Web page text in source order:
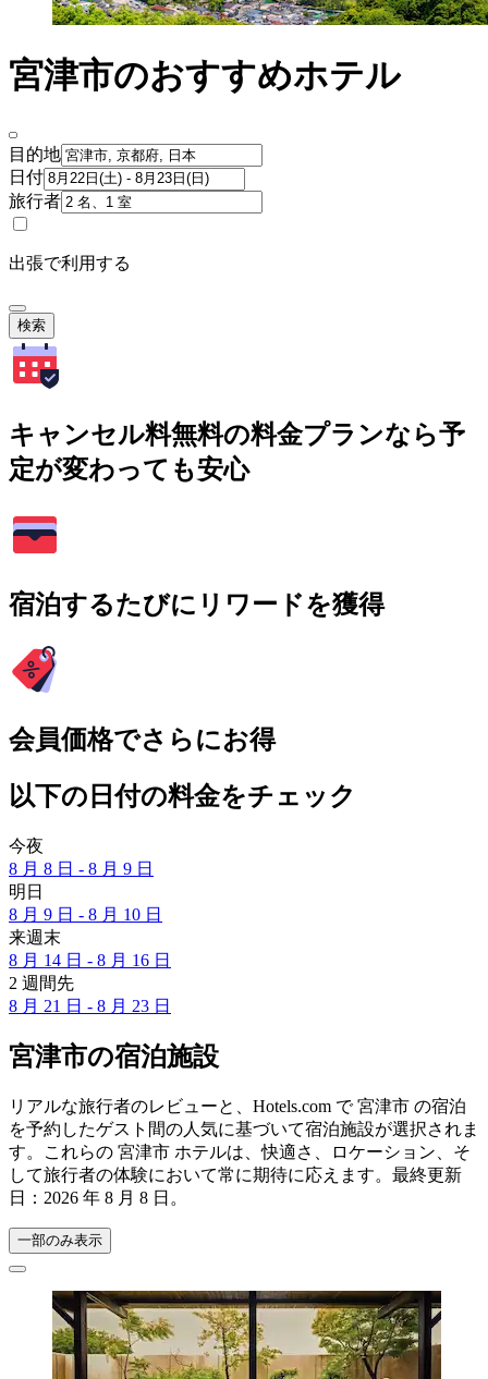
宮津市のおすすめホテル
目的地
日付
旅行者
出張で利用する
検索
キャンセル料無料の料金プランなら予
定が変わっても安心
宿泊するたびにリワードを獲得
会員価格でさらにお得
以下の日付の料金をチェック
今夜
8 月 8 日 - 8 月 9 日
明日
8 月 9 日 - 8 月 10 日
来週末
8 月 14 日 - 8 月 16 日
2 週間先
8 月 21 日 - 8 月 23 日
宮津市の宿泊施設
リアルな旅行者のレビューと、Hotels.com で 宮津市 の宿泊
を予約したゲスト間の人気に基づいて宿泊施設が選択されま
す。これらの 宮津市 ホテルは、快適さ、ロケーション、そ
して旅行者の体験において常に期待に応えます。最終更新
日： 2026 年 8 月 8 日 。
一部のみ表示